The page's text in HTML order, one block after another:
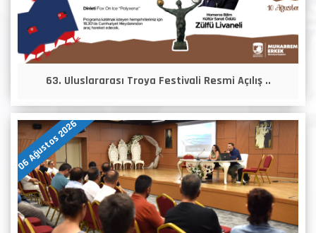
63. Uluslararası Troya Festivali Resmi Açılış ..
06 Ağustos 2026